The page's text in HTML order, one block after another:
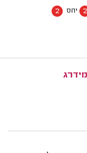
2 יחס 2